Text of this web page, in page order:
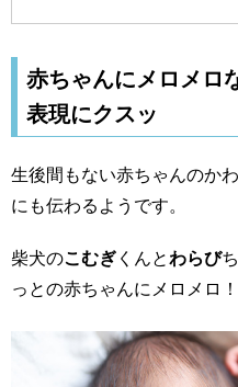
赤ちゃんにメロメ
表現にクスッ
生後間もない赤ちゃんのか
にも伝わるようです。
柴犬のこむぎくんとわらび
っとの赤ちゃんにメロメロ！